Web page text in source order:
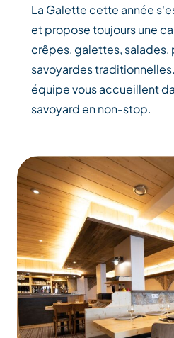
La Galette cette année
et propose toujours une
crêpes, galettes, salades,
savoyardes
équipe vous accueillent
savoyard en non-stop.